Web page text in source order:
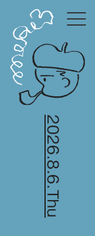
2026.8.6.Thu